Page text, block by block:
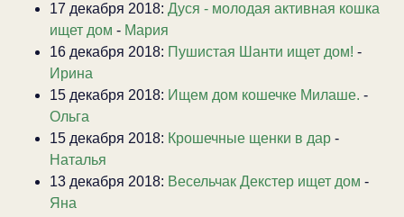
17 декабря 2018: Дуся - молодая активная кошка
ищет дом - Мария
16 декабря 2018: Пушистая Шанти ищет дом! -
Ирина
15 декабря 2018: Ищем дом кошечке Милаше. -
Ольга
15 декабря 2018: Крошечные щенки в дар -
Наталья
13 декабря 2018: Весельчак Декстер ищет дом -
Яна